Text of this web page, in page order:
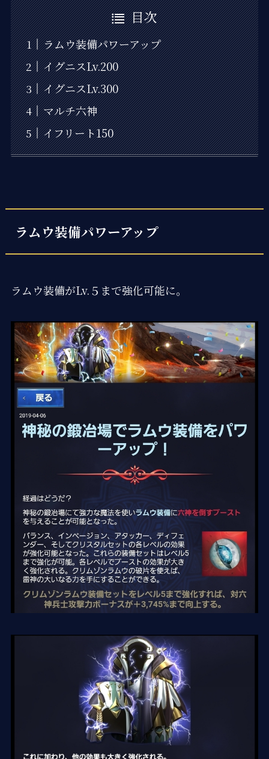
目次
ラムウ装備パワーアップ
イグニスLv.200
イグニスLv.300
マルチ六神
イフリート150
ラムウ装備パワーアップ
ラムウ装備がLv.５まで強化可能に。